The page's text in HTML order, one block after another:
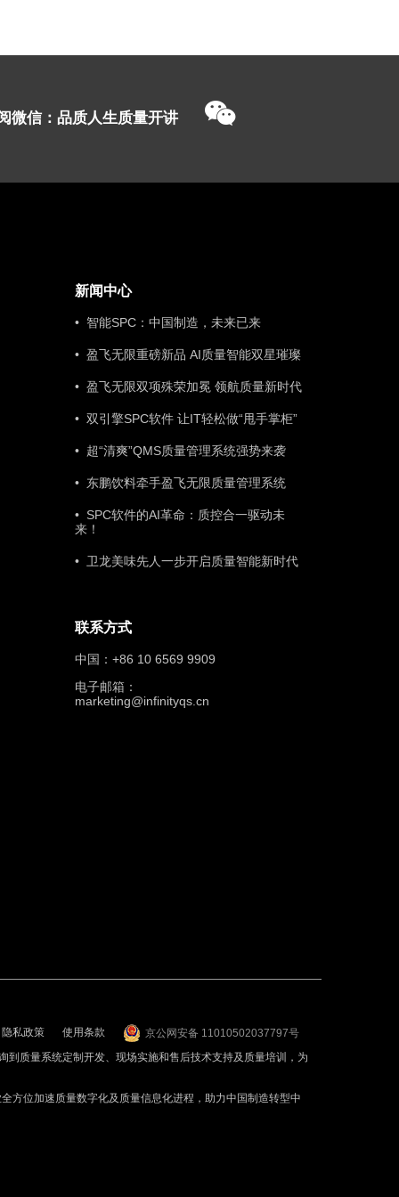
微信：品质人生质量开讲
新闻中心
• 智能SPC：中国制造，未来已来
• 盈飞无限重磅新品 AI质量智能双星璀璨
• 盈飞无限双项殊荣加冕 领航质量新时代
• 双引擎SPC软件 让IT轻松做“甩手掌柜”
• 超“清爽”QMS质量管理系统强势来袭
• 东鹏饮料牵手盈飞无限质量管理系统
• SPC软件的AI革命：质控合一驱动未
来！
• 卫龙美味先人一步开启质量智能新时代
联系方式
中国：+86 10 6569 9909
电子邮箱：
marketing@infinityqs.cn
隐私政策 使用条款
京公网安备 11010502037797号
质量系统定制开发、现场实施和售后技术支持及质量培训，为
方位加速质量数字化及质量信息化进程，助力中国制造转型中